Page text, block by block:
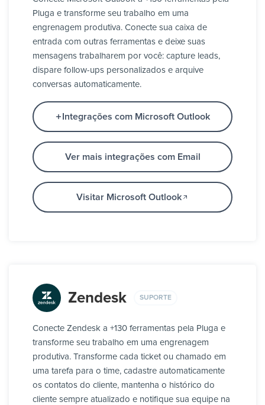
Pluga e transforme seu trabalho em uma
engrenagem produtiva. Conecte sua caixa de
entrada com outras ferramentas e deixe suas
mensagens trabalharem por você: capture leads,
dispare follow-ups personalizados e arquive
conversas automaticamente.
Integrações com Microsoft Outlook
Ver mais integrações com Email
Visitar Microsoft Outlook
Zendesk SUPORTE
Conecte Zendesk a +130 ferramentas pela Pluga e
transforme seu trabalho em uma engrenagem
produtiva. Transforme cada ticket ou chamado em
uma tarefa para o time, cadastre automaticamente
os contatos do cliente, mantenha o histórico do
cliente sempre atualizado e notifique sua equipe na